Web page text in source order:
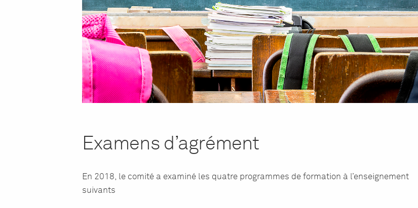
Examens d’agrément
En 2018, le comité a examiné les quatre programmes de formation à l’enseignement
suivants